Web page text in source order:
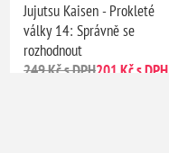
Jujutsu Kaisen - Prokleté
války 14: Správně se
rozhodnout
249 Kč s DPH201 Kč s DPH